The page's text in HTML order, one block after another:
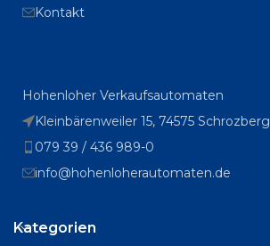
Kontakt
Hohenloher Verkaufsautomaten
Kleinbärenweiler 15, 74575 Schrozberg
079 39 / 436 989-0
info@hohenloherautomaten.de
Kategorien